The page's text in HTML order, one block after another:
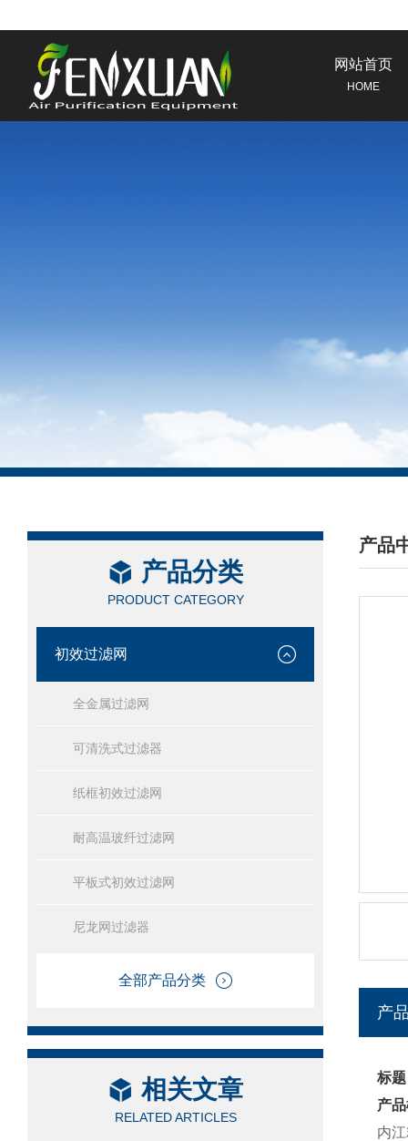
网站首页
HOME
产品分类
PRODUCT CATEGORY
初效过滤网
全金属过滤网
可清洗式过滤器
纸框初效过滤网
耐高温玻纤过滤网
平板式初效过滤网
尼龙网过滤器
全部产品分类
相关文章
RELATED ARTICLES
产品
/
产
标
产
内